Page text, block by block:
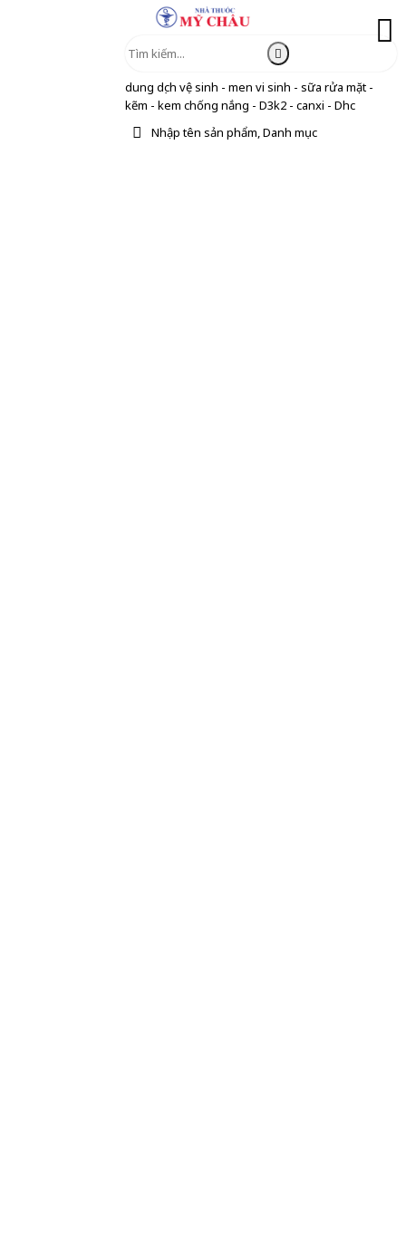
dung dịch vệ sinh - men vi sinh - sữa rửa mặt -
kẽm - kem chống nắng - D3k2 - canxi - Dhc
Nhập tên sản phẩm, Danh mục